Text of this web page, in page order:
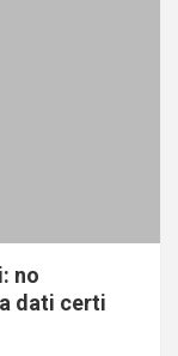
no
dati certi